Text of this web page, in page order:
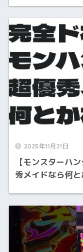
2025年11月21日
【モンスターハ
秀メイドなら何と